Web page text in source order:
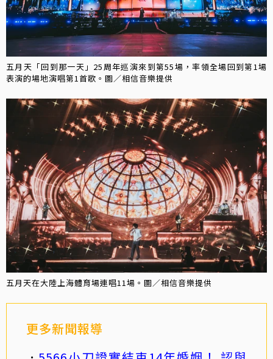
五月天「回到那一天」25周年巡演來到第55場，率領全場回到第1場
表演的場地演唱第1首歌。圖／相信音樂提供
五月天在大陸上海體育場連唱11場。圖／相信音樂提供
更多新聞報導